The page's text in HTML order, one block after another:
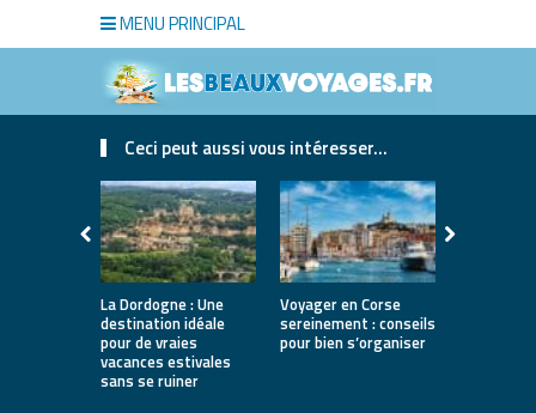
MENU PRINCIPAL
Ceci peut aussi vous intéresser...
La Dordogne : Une
destination idéale
pour de vraies
vacances estivales
sans se ruiner
Voyager en Corse
sereinement : conseils
pour bien s’organiser